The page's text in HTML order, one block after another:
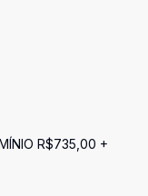
R$735,00 +